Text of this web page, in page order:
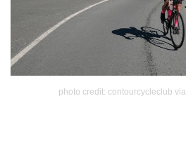
photo credit: contourcycleclub via